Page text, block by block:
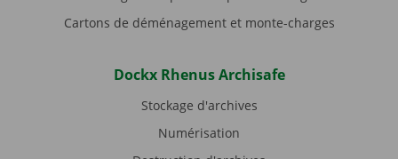
Cartons de déménagement et monte-charges
Dockx Rhenus Archisafe
Stockage d'archives
Numérisation